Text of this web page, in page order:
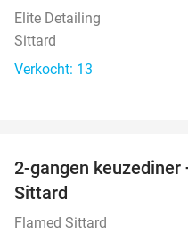
Elite Detailing
Sittard
Verkocht: 13
2-gangen
Sittard
Flamed Sittard